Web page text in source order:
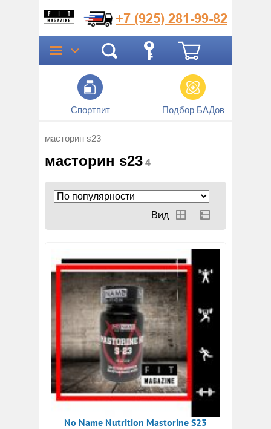
+7 (925) 281-99-82
Спортпит Подбор БАДов
масторин s23
масторин s23 4
No Name Nutrition Mastorine S23